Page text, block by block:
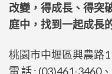
改變，得成長、得突
庭中，找到一起成長
桃園市中壢區興農路
電 話 : (03)461-3460